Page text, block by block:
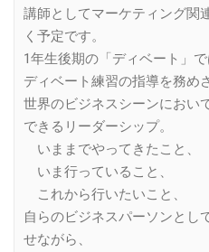
講師としてマーケティング関
く予定です。
1年生後期の「ディベート」で
ディベート練習の指導を務め
世界のビジネスシーンにおい
できるリーダーシップ。
いままでやってきたこと、
いま行っていること、
これから行いたいこと、
自らのビジネスパーソンとし
せながら、